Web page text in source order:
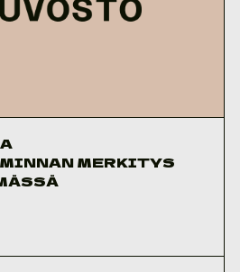
MERKITYS